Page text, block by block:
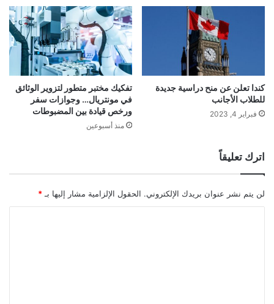
كندا تعلن عن منح دراسية جديدة
للطلاب الأجانب
فبراير 4, 2023
تفكيك مختبر متطور لتزوير الوثائق
في مونتريال… وجوازات سفر
ورخص قيادة بين المضبوطات
منذ أسبوعين
اترك تعليقاً
لن يتم نشر عنوان بريدك الإلكتروني. الحقول الإلزامية مشار إليها بـ *